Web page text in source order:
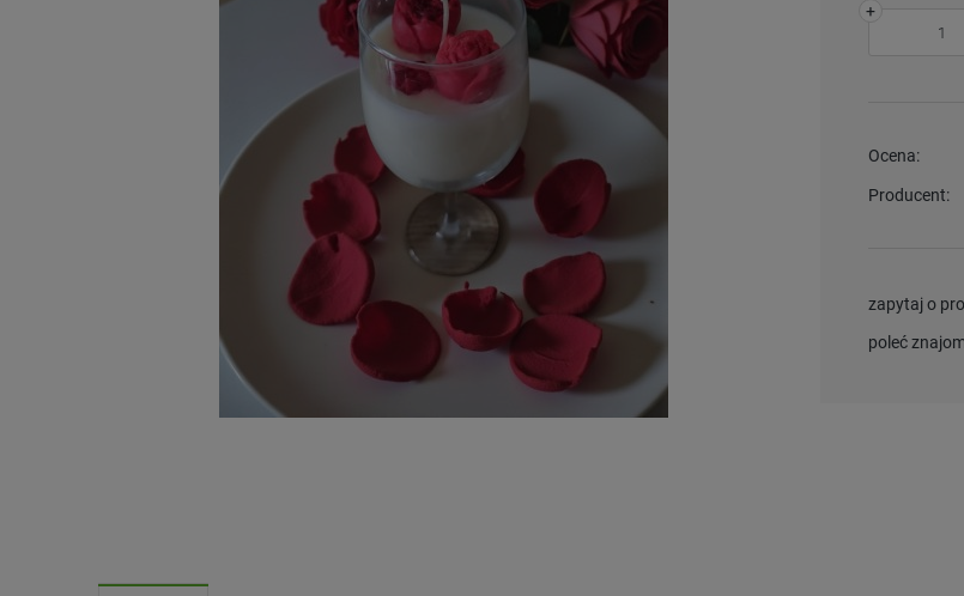
+
Ocena:
Producent:
zapytaj o
poleć